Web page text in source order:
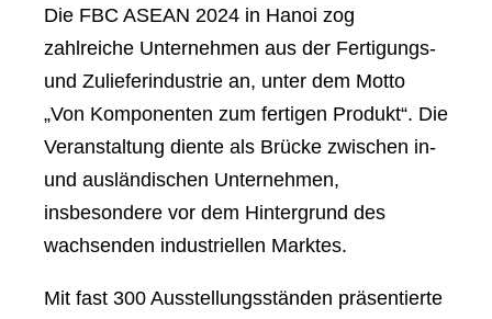
Die FBC ASEAN 2024 in Hanoi zog
zahlreiche Unternehmen aus der Fertigungs-
und Zulieferindustrie an, unter dem Motto
„Von Komponenten zum fertigen Produkt“. Die
Veranstaltung diente als Brücke zwischen in-
und ausländischen Unternehmen,
insbesondere vor dem Hintergrund des
wachsenden industriellen Marktes.
Mit fast 300 Ausstellungsständen präsentierte